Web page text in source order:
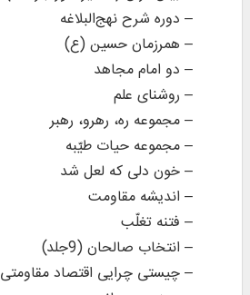
– دوره شرح نهج‌البلاغه
– همرزمان حسین (ع)
– دو امام مجاهد
– روشنای علم
– مجموعه‌ ره، رهرو، رهبر
– مجموعه‌ حیات طیّبه
– خون دلی که لعل شد
– اندیشه مقاومت
– فتنه‌ تغلّب
– انتخاب صالحان (9جلد)
– چیستی چرایی اقتصاد مقاومتی